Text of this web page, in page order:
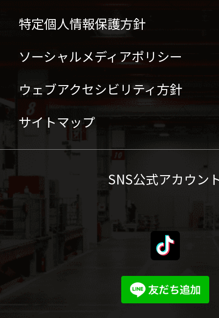
特定個人情報保護方針
ソーシャルメディアポリシー
ウェブアクセシビリティ方針
サイトマップ
SNS公式アカウン